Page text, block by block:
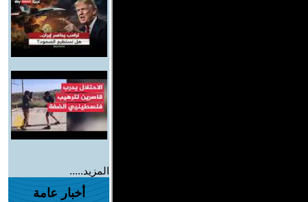
المزيد.....
أخبار عامة